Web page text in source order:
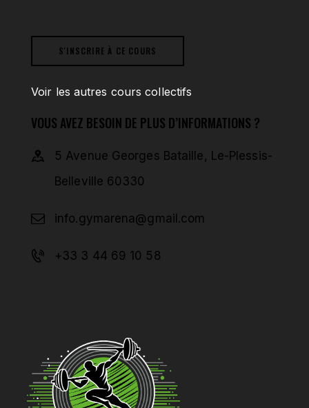
S'INSCRIRE À CE COURS
Voir les autres cours collectifs
VOUS AVEZ BESOIN DE PLUS D’INFORMATIONS ?
5 Avenue Georges Bataille, Le-Plessis-
Belleville 60330
info.gymarena@gmail.com
+33 3 44 69 10 58